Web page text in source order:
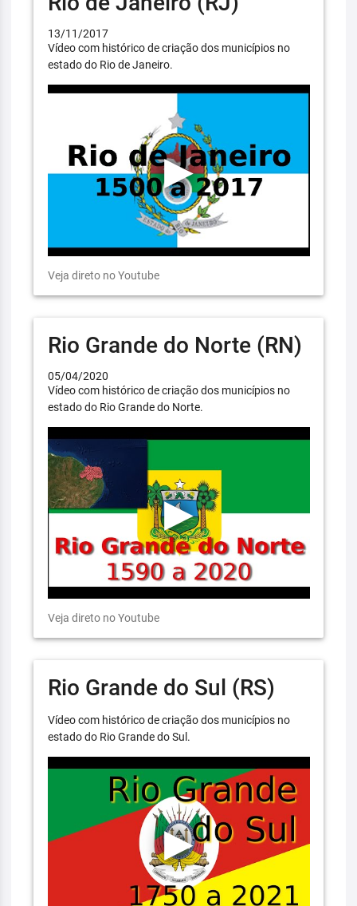
13/11/2017
Vídeo com histórico de criação dos municípios no
estado do Rio de Janeiro.
Veja direto no Youtube
Rio Grande do Norte (RN)
05/04/2020
Vídeo com histórico de criação dos municípios no
estado do Rio Grande do Norte.
Veja direto no Youtube
Rio Grande do Sul (RS)
Vídeo com histórico de criação dos municípios no
estado do Rio Grande do Sul.